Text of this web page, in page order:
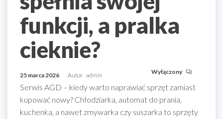
funkcji, a pralka
cieknie?
25 marca 2026 Autor admin Wyłączony
Serwis AGD – kiedy warto naprawiać sprzęt zamiast
kupować nowy? Chłodziarka, automat do prania,
kuchenka, a nawet zmywarka czy suszarka to sprzęty